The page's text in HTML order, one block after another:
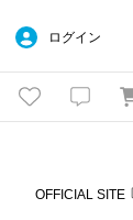
ログイン
OFFICIAL SITE